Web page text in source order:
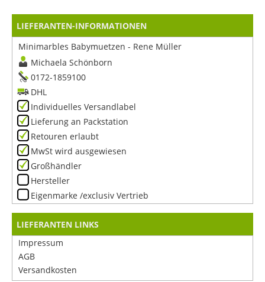
LIEFERANTEN-INFORMATIONEN
Minimarbles Babymuetzen - Rene Müller
Michaela Schönborn
0172-1859100
DHL
Individuelles Versandlabel
Lieferung an Packstation
Retouren erlaubt
MwSt wird ausgewiesen
Großhändler
Hersteller
Eigenmarke /exclusiv Vertrieb
LIEFERANTEN LINKS
Impressum
AGB
Versandkosten